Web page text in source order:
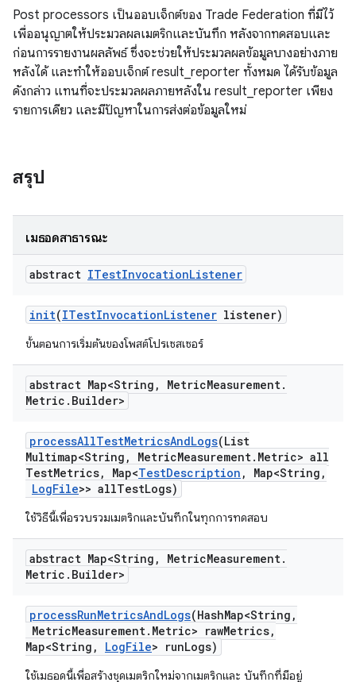
Post processors เป็นออบเจ็กต์ของ Trade Federation ที่มีไว้
เพื่ออนุญาตให้ประมวลผลเมตริกและบันทึก หลังจากทดสอบและ
ก่อนการรายงานผลลัพธ์ ซึ่งจะช่วยให้ประมวลผลข้อมูลบางอย่างภาย
หลังได้ และทำให้ออบเจ็กต์ result_reporter ทั้งหมด ได้รับข้อมูล
ดังกล่าว แทนที่จะประมวลผลภายหลังใน result_reporter เพียง
รายการเดียว และมีปัญหาในการส่งต่อข้อมูลใหม่
สรุป
เมธอดสาธารณะ
abstract ITestInvocationListener
init(ITestInvocationListener listener)
ขั้นตอนการเริ่มต้นของโพสต์โปรเซสเซอร์
abstract Map<String , MetricMeasurement.
Metric . Builder>
processAllTestMetricsAndLogs(List
Multimap<String , MetricMeasurement. Metric> all
TestMetrics, Map<TestDescription , Map<String ,
LogFile>> allTestLogs)
ใช้วิธีนี้เพื่อรวบรวมเมตริกและบันทึกในทุกการทดสอบ
abstract Map<String , MetricMeasurement.
Metric . Builder>
processRunMetricsAndLogs(HashMap<String ,
MetricMeasurement. Metric> rawMetrics,
Map<String , LogFile> runLogs)
ใช้เมธอดนี้เพื่อสร้างชุดเมตริกใหม่จากเมตริกและ บันทึกที่มีอยู่